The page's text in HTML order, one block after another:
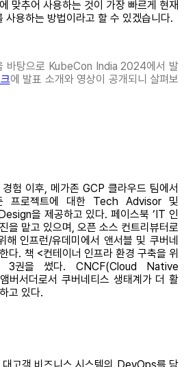
맞추어 사용하는 것이 가장 빠르게 현재
사용하는 방법이라고 할 수 있겠습니다.
바탕으로 KubeCon India 2024에서 발
에 발표 소개와 영상이 공개되니 살펴보
험 이후, 메가존 GCP 클라우드 팀에서
프로젝트에 대한 Tech Advisor 및
을 제공하고 있다. 페이스북 ‘IT 인
을 맡고 있으며, 오픈 소스 컨트리뷰터로
해 인프런/유데미에서 앤서블 및 쿠버네
다. 책 <컨테이너 인프라 환경 구축을 위
3권을 썼다. CNCF(Cloud Native
서더로서 쿠버네티스 생태계가 더 활
고 있다.